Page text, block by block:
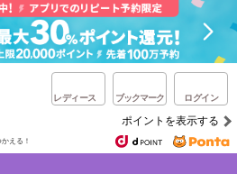
レディース ブックマーク ログイン
ポイントを表示する
える！